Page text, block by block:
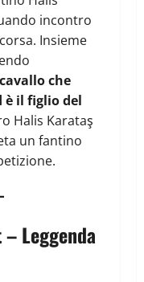
incontro
Insieme
cavallo che
è il figlio del
Halis Karataş
un fantino
Leggenda